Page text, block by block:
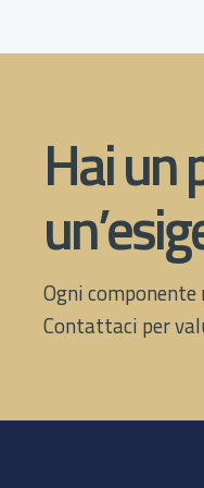
Hai un
Ogni
Contattaci per